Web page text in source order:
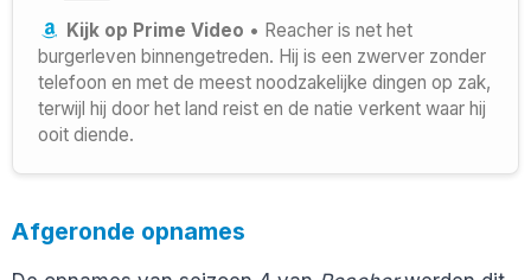
Kijk op Prime Video • Reacher is net het
burgerleven binnengetreden. Hij is een zwerver zonder
telefoon en met de meest noodzakelijke dingen op zak,
terwijl hij door het land reist en de natie verkent waar hij
ooit diende.
Afgeronde opnames